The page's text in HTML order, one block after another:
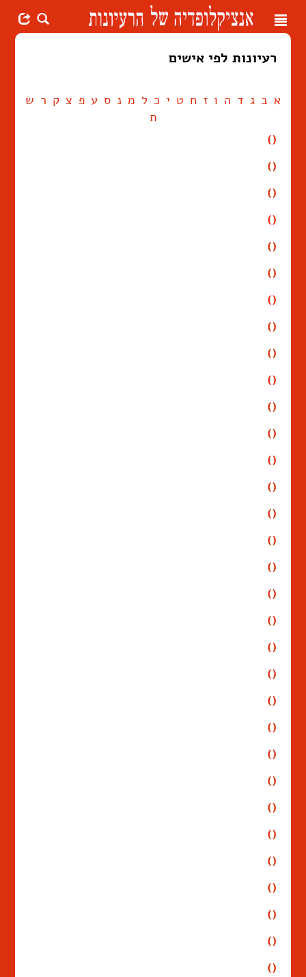
Toggle
רעיונות לפי אישים
א ב ג ד ה ו ז ח ט י כ ל מ נ ס ע פ צ ק ר ש
ת
()
()
()
()
()
()
()
()
()
()
()
()
()
()
()
()
()
()
()
()
()
()
()
()
()
()
()
()
()
()
()
()